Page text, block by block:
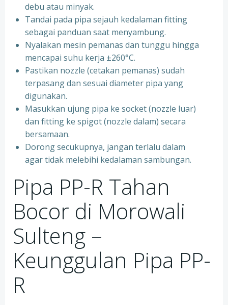
debu atau minyak.
Tandai pada pipa sejauh kedalaman fitting
sebagai panduan saat menyambung.
Nyalakan mesin pemanas dan tunggu hingga
mencapai suhu kerja ±260°C.
Pastikan nozzle (cetakan pemanas) sudah
terpasang dan sesuai diameter pipa yang
digunakan.
Masukkan ujung pipa ke socket (nozzle luar)
dan fitting ke spigot (nozzle dalam) secara
bersamaan.
Dorong secukupnya, jangan terlalu dalam
agar tidak melebihi kedalaman sambungan.
Pipa PP-R Tahan
Bocor di Morowali
Sulteng –
Keunggulan Pipa PP-
R